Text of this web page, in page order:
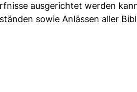
ausgerichtet werden
sowie Anlässen aller